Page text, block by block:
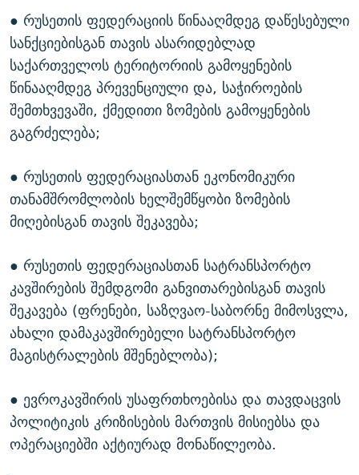
● რუსეთის ფედერაციის წინააღმდეგ დაწესებული
სანქციებისგან თავის ასარიდებლად
საქართველოს ტერიტორიის გამოყენების
წინააღმდეგ პრევენციული და, საჭიროების
შემთხვევაში, ქმედითი ზომების გამოყენების
გაგრძელება;
● რუსეთის ფედერაციასთან ეკონომიკური
თანამშრომლობის ხელშემწყობი ზომების
მიღებისგან თავის შეკავება;
● რუსეთის ფედერაციასთან სატრანსპორტო
კავშირების შემდგომი განვითარებისგან თავის
შეკავება (ფრენები, საზღვაო-საბორნე მიმოსვლა,
ახალი დამაკავშირებელი სატრანსპორტო
მაგისტრალების მშენებლობა);
● ევროკავშირის უსაფრთხოებისა და თავდაცვის
პოლიტიკის კრიზისების მართვის მისიებსა და
ოპერაციებში აქტიურად მონაწილეობა.